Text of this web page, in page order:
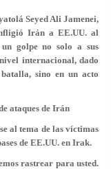
Seyed Ali Jamenei,
Irán a EE.UU. al
golpe no solo a sus
internacional, dado
sino en un acto
ataques de Irán
al tema de las víctimas
de EE.UU. en Irak.
rastrear para usted.